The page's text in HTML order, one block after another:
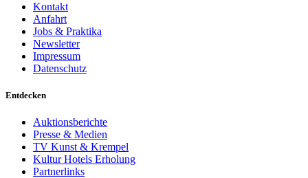
Kontakt
Anfahrt
Jobs & Praktika
Newsletter
Impressum
Datenschutz
Entdecken
Auktionsberichte
Presse & Medien
TV Kunst & Krempel
Kultur Hotels Erholung
Partnerlinks